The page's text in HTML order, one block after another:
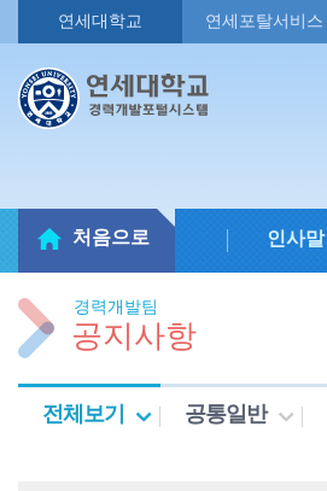
연세대학교 연세포탈서비스
처음으로 인사말
경력개발팀
공지사항
전체보기 공통일반